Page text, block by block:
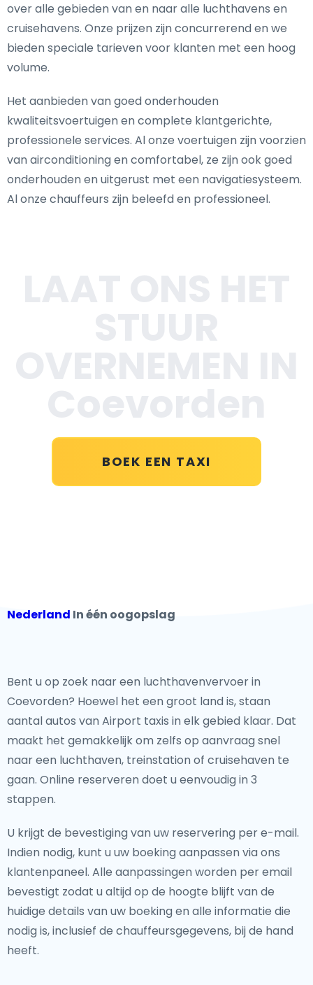
over alle gebieden van en naar alle luchthavens en
cruisehavens. Onze prijzen zijn concurrerend en we
bieden speciale tarieven voor klanten met een hoog
volume.
Het aanbieden van goed onderhouden
kwaliteitsvoertuigen en complete klantgerichte,
professionele services. Al onze voertuigen zijn voorzien
van airconditioning en comfortabel, ze zijn ook goed
onderhouden en uitgerust met een navigatiesysteem.
Al onze chauffeurs zijn beleefd en professioneel.
BOEK EEN TAXI
Nederland In één oogopslag
Bent u op zoek naar een luchthavenvervoer in
Coevorden? Hoewel het een groot land is, staan
aantal autos van Airport taxis in elk gebied klaar. Dat
maakt het gemakkelijk om zelfs op aanvraag snel
naar een luchthaven, treinstation of cruisehaven te
gaan. Online reserveren doet u eenvoudig in 3
stappen.
U krijgt de bevestiging van uw reservering per e-mail.
Indien nodig, kunt u uw boeking aanpassen via ons
klantenpaneel. Alle aanpassingen worden per email
bevestigt zodat u altijd op de hoogte blijft van de
huidige details van uw boeking en alle informatie die
nodig is, inclusief de chauffeursgegevens, bij de hand
heeft.